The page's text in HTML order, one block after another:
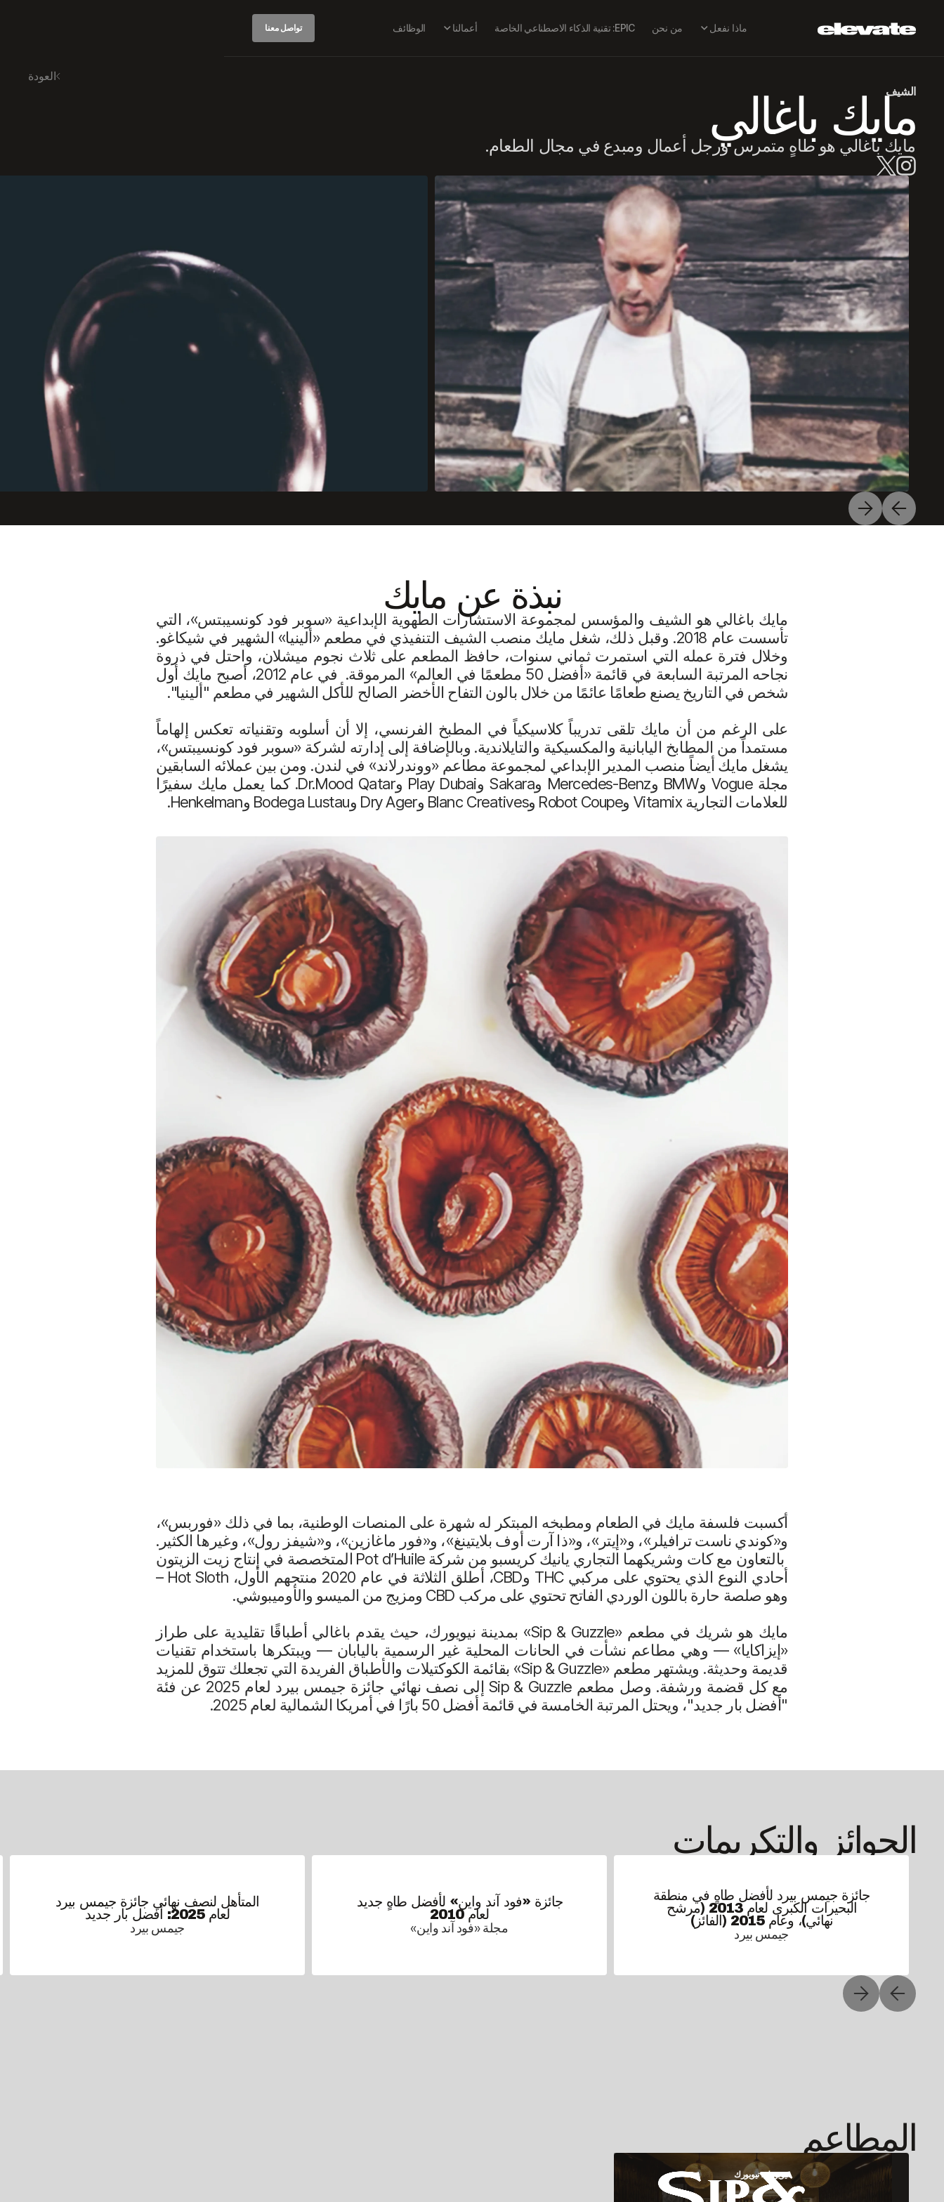
ماذا نفعل من نحن EPIC: تقنية الذكاء الاصطناعي الخاصة أعمالنا الوظائف تواصل معنا
العودة
الشيف
مايك باغالي
مايك باغالي هو طاهٍ متمرس ورجل أعمال ومبدع في مجال الطعام.
نبذة عن مايك
مايك باغالي هو الشيف والمؤسس لمجموعة الاستشارات الطهوية الإبداعية «سوبر فود كونسيبتس»، التي
تأسست عام 2018. وقبل ذلك، شغل مايك منصب الشيف التنفيذي في مطعم «ألينيا» الشهير في شيكاغو.
وخلال فترة عمله التي استمرت ثماني سنوات، حافظ المطعم على ثلاث نجوم ميشلان، واحتل في ذروة
نجاحه المرتبة السابعة في قائمة «أفضل 50 مطعمًا في العالم» المرموقة. في عام 2012، أصبح مايك أول
شخص في التاريخ يصنع طعامًا عائمًا من خلال بالون التفاح الأخضر الصالح للأكل الشهير في مطعم "ألينيا".
على الرغم من أن مايك تلقى تدريباً كلاسيكياً في المطبخ الفرنسي، إلا أن أسلوبه وتقنياته تعكس إلهاماً
مستمداً من المطابخ اليابانية والمكسيكية والتايلاندية. وبالإضافة إلى إدارته لشركة «سوبر فود كونسيبتس»،
يشغل مايك أيضاً منصب المدير الإبداعي لمجموعة مطاعم «ووندرلاند» في لندن. ومن بين عملائه السابقين
مجلة Vogue وBMW وMercedes-Benz وSakara وPlay Dubai وDr.Mood Qatar. كما يعمل مايك سفيرًا
للعلامات التجارية Vitamix وRobot Coupe وBlanc Creatives وDry Ager وBodega Lustau وHenkelman.
أكسبت فلسفة مايك في الطعام ومطبخه المبتكر له شهرة على المنصات الوطنية، بما في ذلك «فوربس»،
و«كوندي ناست ترافيلر»، و«إيتر»، و«ذا آرت أوف بلايتينغ»، و«فور ماغازين»، و«شيفز رول»، وغيرها الكثير.
بالتعاون مع كات وشريكهما التجاري يانيك كريسبو من شركة Pot d’Huile المتخصصة في إنتاج زيت الزيتون
أحادي النوع الذي يحتوي على مركبي THC وCBD، أطلق الثلاثة في عام 2020 منتجهم الأول، Hot Sloth –
وهو صلصة حارة باللون الوردي الفاتح تحتوي على مركب CBD ومزيج من الميسو والأوميبوشي.
مايك هو شريك في مطعم «Sip & Guzzle» بمدينة نيويورك، حيث يقدم باغالي أطباقًا تقليدية على طراز
«إيزاكايا» — وهي مطاعم نشأت في الحانات المحلية غير الرسمية باليابان — ويبتكرها باستخدام تقنيات
قديمة وحديثة. ويشتهر مطعم «Sip & Guzzle» بقائمة الكوكتيلات والأطباق الفريدة التي تجعلك تتوق للمزيد
مع كل قضمة ورشفة. وصل مطعم Sip & Guzzle إلى نصف نهائي جائزة جيمس بيرد لعام 2025 عن فئة
"أفضل بار جديد"، ويحتل المرتبة الخامسة في قائمة أفضل 50 بارًا في أمريكا الشمالية لعام 2025.
الجوائز والتكريمات
جائزة جيمس بيرد لأفضل طاهٍ في منطقة
البحيرات الكبرى لعام 2013 (مرشح
نهائي)، وعام 2015 (الفائز)
جيمس بيرد
جائزة «فود آند واين» لأفضل طاهٍ جديد
لعام 2010
مجلة «فود آند واين»
المتأهل لنصف نهائي جائزة جيمس بيرد
لعام 2025: أفضل بار جديد
جيمس بيرد
المطاعم
نيويورك، نيويورك